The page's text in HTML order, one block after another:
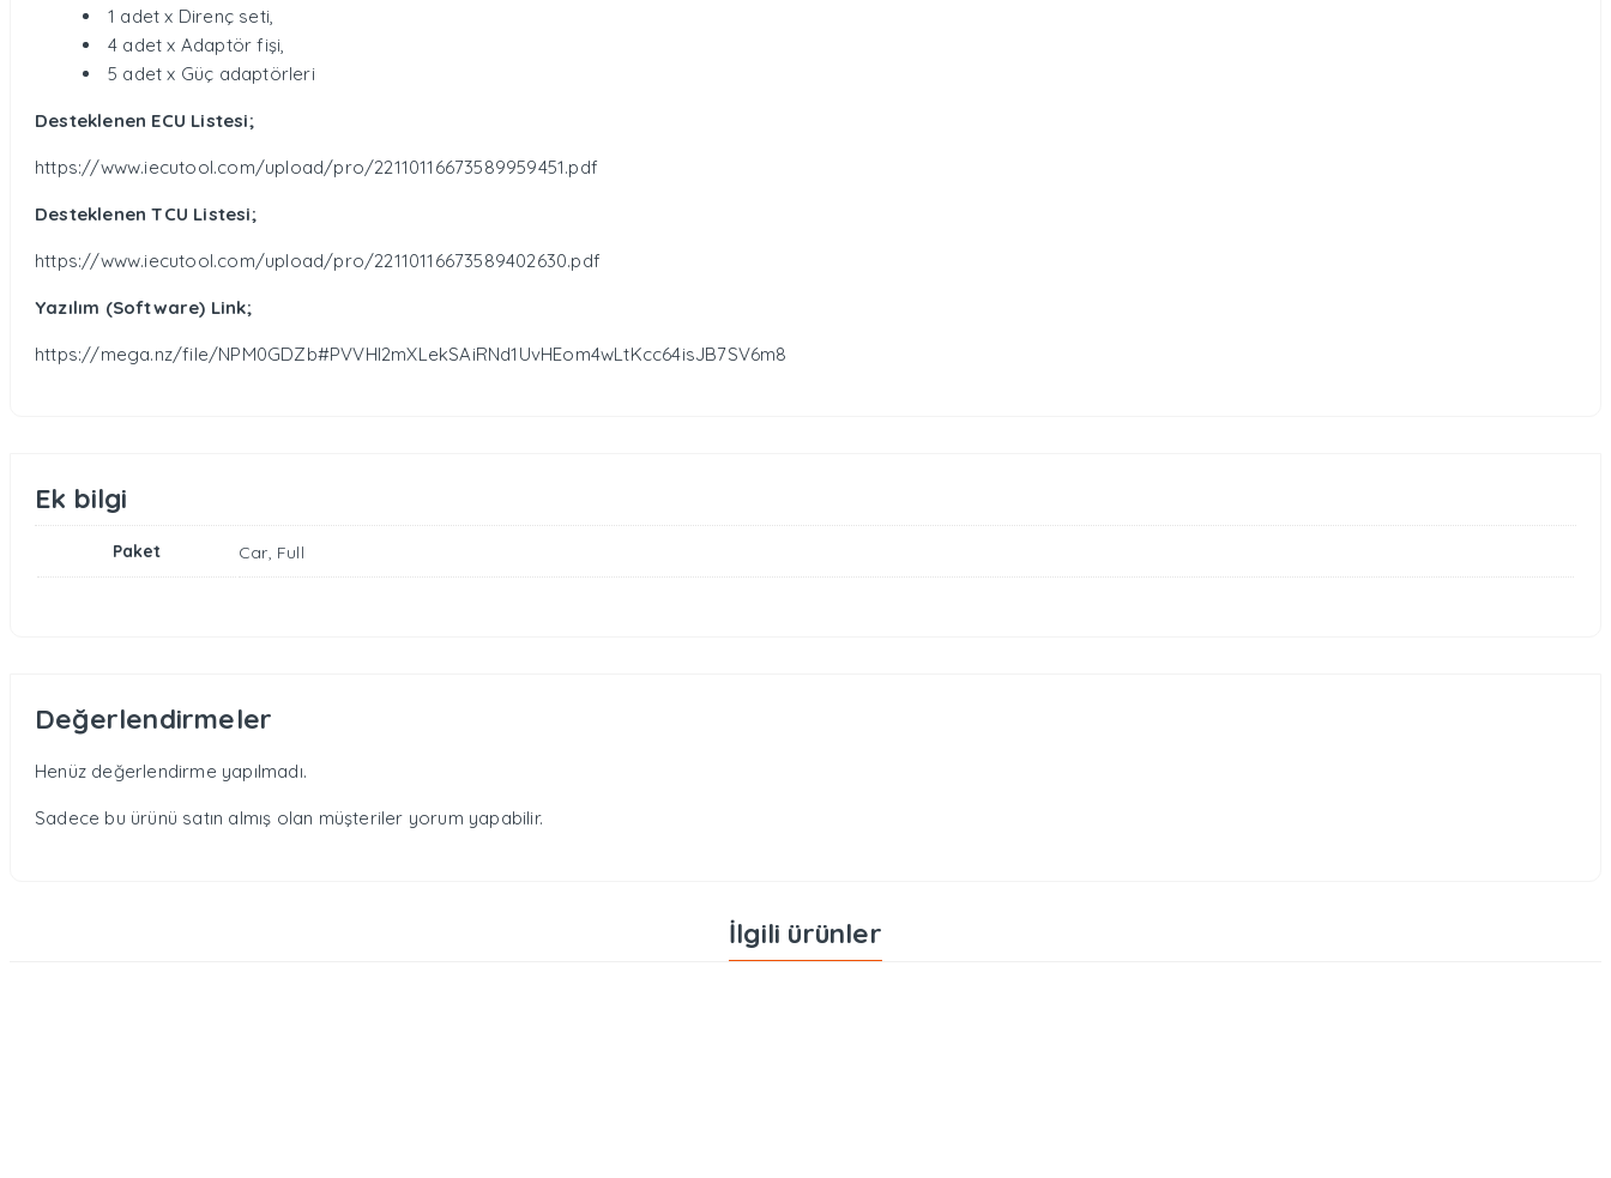
1 adet x Direnç seti,
4 adet x Adaptör fişi,
5 adet x Güç adaptörleri
Desteklenen ECU Listesi;
https://www.iecutool.com/upload/pro/22110116673589959451.pdf
Desteklenen TCU Listesi;
https://www.iecutool.com/upload/pro/22110116673589402630.pdf
Yazılım (Software) Link;
https://mega.nz/file/NPM0GDZb#PVVHI2mXLekSAiRNd1UvHEom4wLtKcc64isJB7SV6m8
Ek bilgi
Paket Car, Full
Değerlendirmeler
Henüz değerlendirme yapılmadı.
Sadece bu ürünü satın almış olan müşteriler yorum yapabilir.
İlgili ürünler